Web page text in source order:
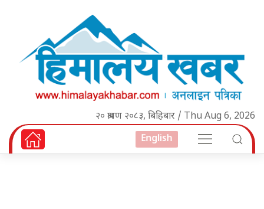
२० श्रावण २०८३, बिहिबार / Thu Aug 6, 2026
English